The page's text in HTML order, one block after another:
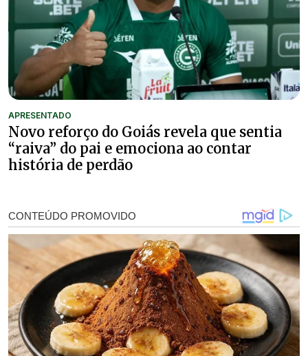
APRESENTADO
Novo reforço do Goiás revela que sentia
“raiva” do pai e emociona ao contar
história de perdão